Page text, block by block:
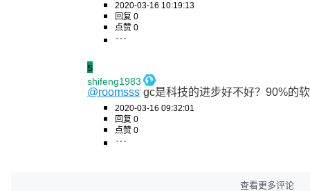
2020-03-16 10:19:13
回复 0
点赞 0
s
shifeng1983
@roomsss gc是科技的进步好不好？90%的
2020-03-16 09:32:01
回复 0
点赞 0
查看更多评论